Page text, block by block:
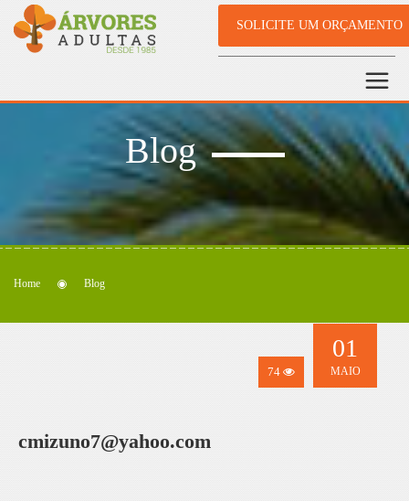
SOLICITE UM ORÇAMENTO
Blog
Home Blog
74
01
MAIO
cmizuno7@yahoo.com